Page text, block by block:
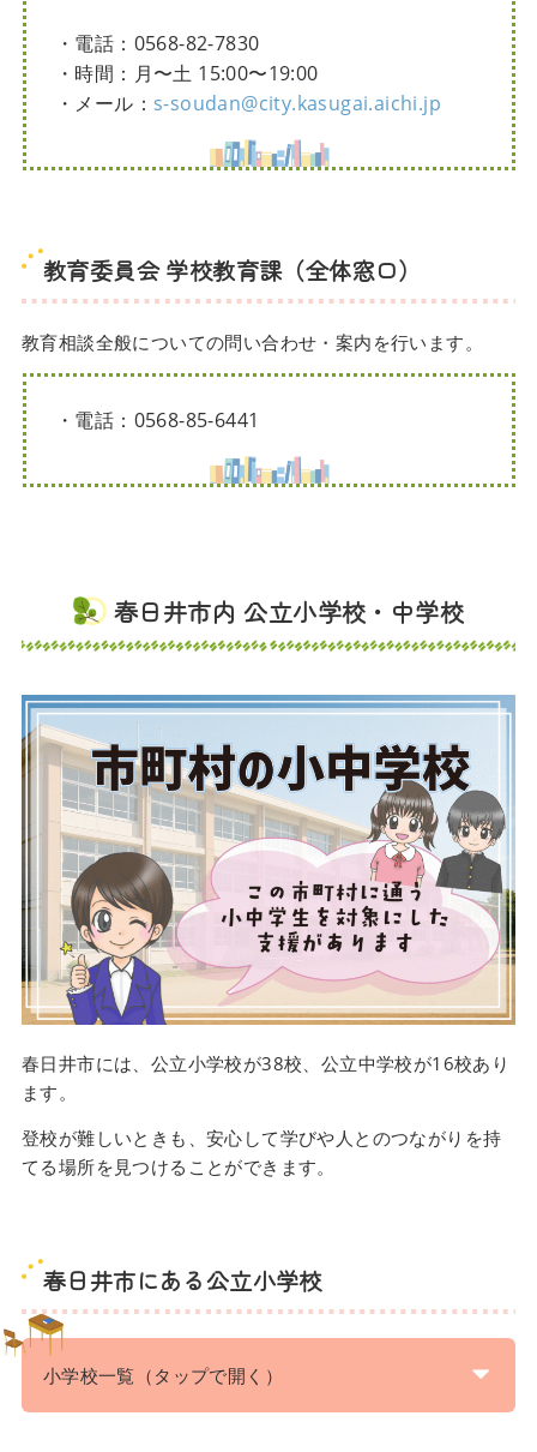
・電話：0568-82-7830
・時間：月〜土 15:00〜19:00
・メール： s-soudan@city.kasugai.aichi.jp
教育委員会 学校教育課（全体窓口）
教育相談全般についての問い合わせ・案内を行います。
・電話：0568-85-6441
春日井市内 公立小学校・中学校
春日井市には、公立小学校が38校、公立中学校が16校あり
ます。
登校が難しいときも、安心して学びや人とのつながりを持
てる場所を見つけることができます。
春日井市にある公立小学校
小学校一覧（タップで開く）